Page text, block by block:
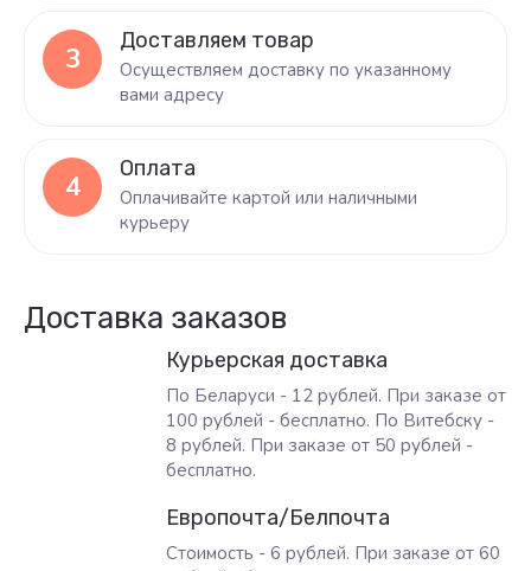
3
Доставляем товар
Осуществляем доставку по указанному
вами адресу
4
Оплата
Оплачивайте картой или наличными
курьеру
Доставка заказов
Курьерская доставка
По Беларуси - 12 рублей. При заказе от
100 рублей - бесплатно. По Витебску -
8 рублей. При заказе от 50 рублей -
бесплатно.
Европочта/Белпочта
Стоимость - 6 рублей. При заказе от 60